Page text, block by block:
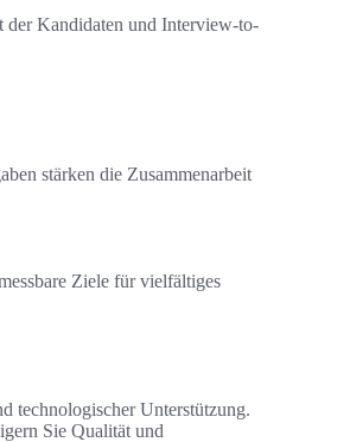
der Kandidaten und Interview-to-
stärken die Zusammenarbeit
Ziele für vielfältiges
technologischer Unterstützung.
Sie Qualität und